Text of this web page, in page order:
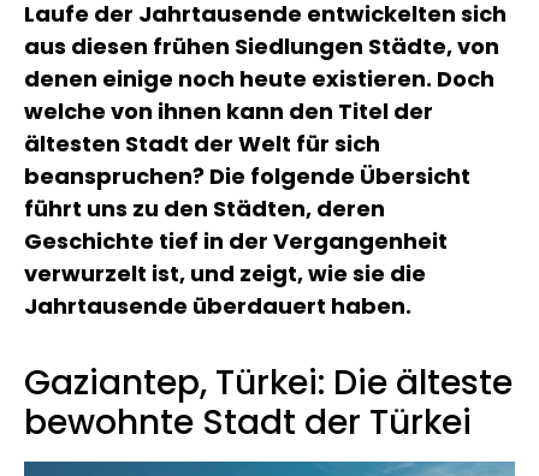
Laufe der Jahrtausende entwickelten sich
aus diesen frühen Siedlungen Städte, von
denen einige noch heute existieren. Doch
welche von ihnen kann den Titel der
ältesten Stadt der Welt für sich
beanspruchen? Die folgende Übersicht
führt uns zu den Städten, deren
Geschichte tief in der Vergangenheit
verwurzelt ist, und zeigt, wie sie die
Jahrtausende überdauert haben.
Gaziantep, Türkei: Die älteste
bewohnte Stadt der Türkei